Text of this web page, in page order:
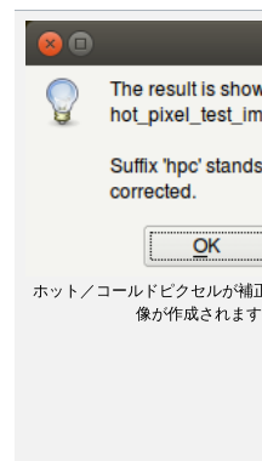
ホット／コールドピクセルが補
像が作成されます